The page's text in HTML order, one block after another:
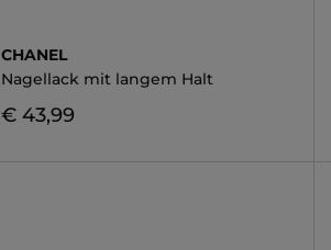
CHANEL
Nagellack mit langem Halt
€ 43,99